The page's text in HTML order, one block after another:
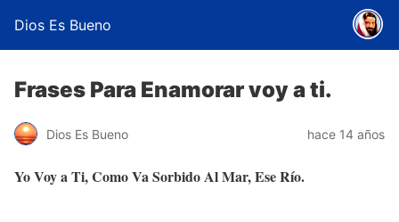
Dios Es Bueno
Frases Para Enamorar voy a ti.
Dios Es Bueno hace 14 años
Yo Voy a Ti, Como Va Sorbido Al Mar, Ese Río.